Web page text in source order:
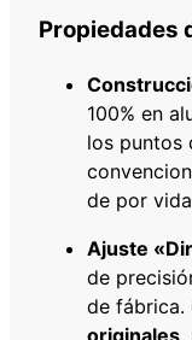
c
a
Propiedades
100% en
los puntos
de por
Ajuste
de
de fábrica.